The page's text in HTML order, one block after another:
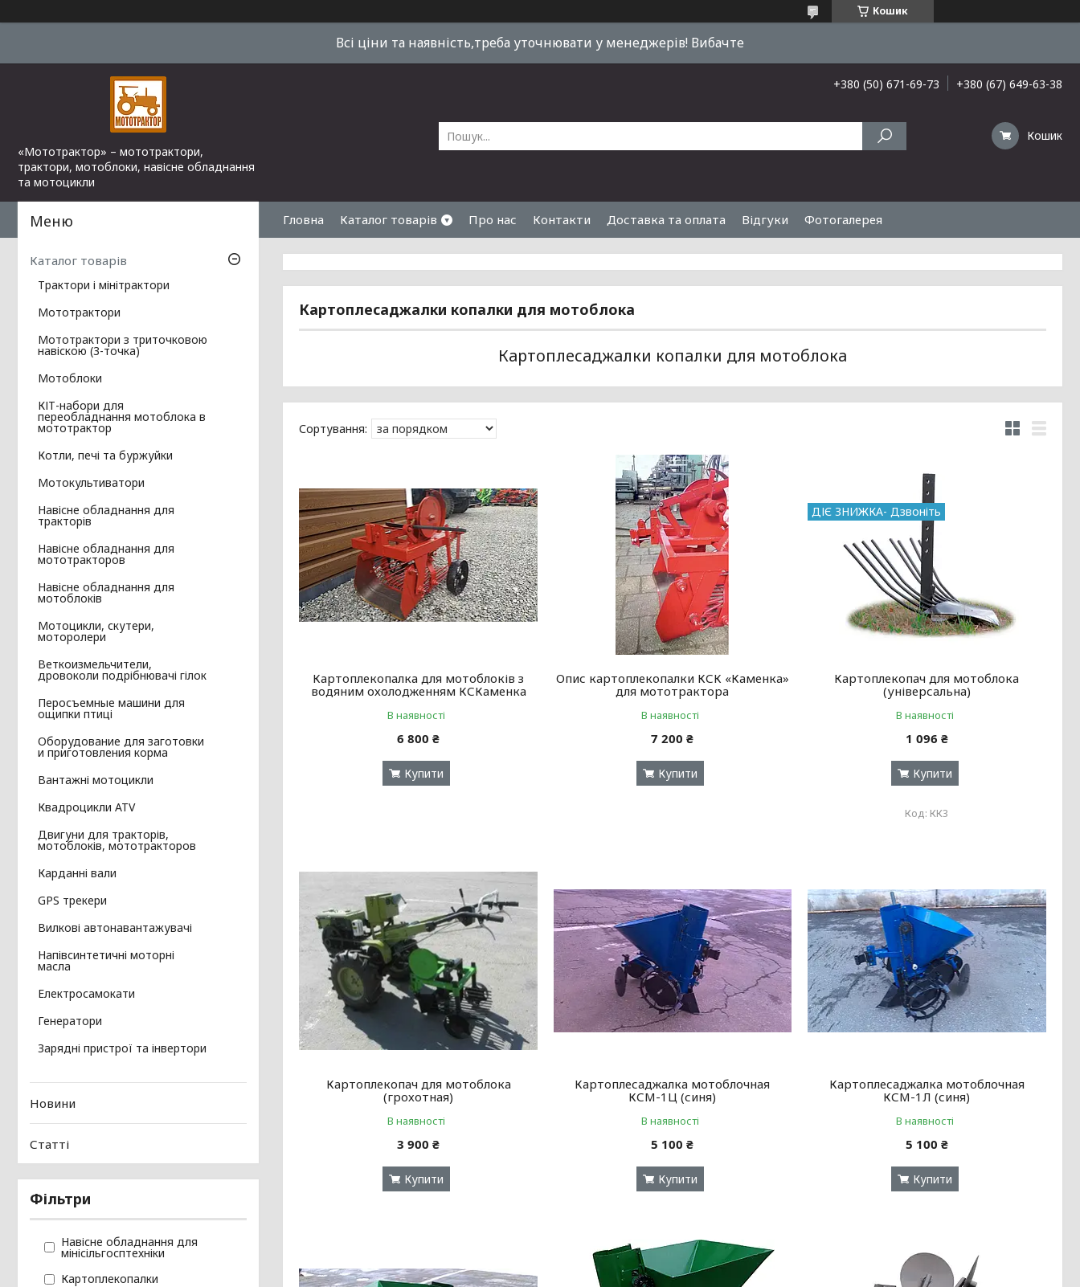
Кошик
Всі ціни та наявність,треба уточнювати у менеджерів! Вибачте
«Мототрактор» – мототрактори,
трактори, мотоблоки, навісне обладнання
та мотоцикли
+380 (50) 671-69-73 +380 (67) 649-63-38
Кошик
Гловна Каталог товарів Про нас Контакти Доставка та оплата Відгуки Фотогалерея
Картоплесаджалки копалки для мотоблока
Картоплесаджалки копалки для мотоблока
Картоплекопалка для мотоблоків з
водяним охолодженням КСКаменка
В наявності
6 800 ₴
Купити
Опис картоплекопалки КСК «Каменка»
для мототрактора
В наявності
7 200 ₴
Купити
ДІЄ ЗНИЖКА- Дзвоніть
Картоплекопач для мотоблока
(універсальна)
В наявності
1 096 ₴
Купити
КК3
Картоплекопач для мотоблока
(грохотная)
В наявності
3 900 ₴
Купити
Картоплесаджалка мотоблочная
КСМ-1Ц (синя)
В наявності
5 100 ₴
Купити
Картоплесаджалка мотоблочная
КСМ-1Л (синя)
В наявності
5 100 ₴
Купити
Каталог товарів
Трактори і мінітрактори
Мототрактори
Мототрактори з триточковою
навіскою (3-точка)
Мотоблоки
КІТ-набори для
переобладнання мотоблока в
мототрактор
Котли, печі та буржуйки
Мотокультиватори
Навісне обладнання для
тракторів
Навісне обладнання для
мототракторов
Навісне обладнання для
мотоблоків
Мотоцикли, скутери,
моторолери
Веткоизмельчители,
дровоколи подрібнювачі гілок
Перосъемные машини для
ощипки птиці
Оборудование для заготовки
и приготовления корма
Вантажні мотоцикли
Квадроцикли ATV
Двигуни для тракторів,
мотоблоків, мототракторов
Карданні вали
GPS трекери
Вилкові автонавантажувачі
Напівсинтетичні моторні
масла
Електросамокати
Генератори
Зарядні пристрої та інвертори
Новини
Статті
Фільтри
Навісне обладнання для
мінісільгосптехніки
Картоплекопалки